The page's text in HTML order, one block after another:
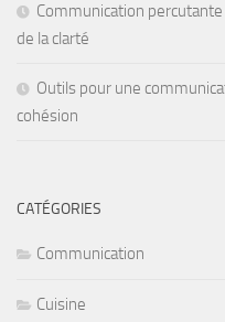
Communication percutante
de la clarté
Outils pour une
cohésion
CATÉGORIES
Communication
Cuisine